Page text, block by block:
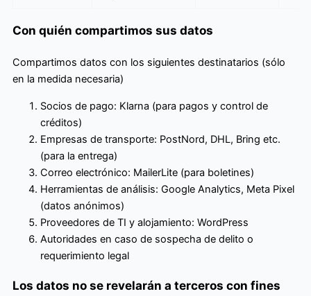
Con quién compartimos sus datos
Compartimos datos con los siguientes destinatarios (sólo
en la medida necesaria)
Socios de pago: Klarna (para pagos y control de
créditos)
Empresas de transporte: PostNord, DHL, Bring etc.
(para la entrega)
Correo electrónico: MailerLite (para boletines)
Herramientas de análisis: Google Analytics, Meta Pixel
(datos anónimos)
Proveedores de TI y alojamiento: WordPress
Autoridades en caso de sospecha de delito o
requerimiento legal
Los datos no se revelarán a terceros con fines